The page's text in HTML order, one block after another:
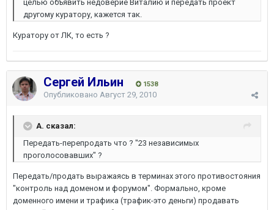
целью объявить недоверие Виталию и передать проект
другому куратору, кажется так.
Куратору от ЛК, то есть ?
Сергей Ильин 1538
Опубликовано Август 29, 2010
A. сказал:
Передать-перепродать что ? "23 независимых
проголосовавших" ?
Передать/продать выражаясь в терминах этого противостояния
"контроль над доменом и форумом". Формально, кроме
доменного имени и трафика (трафик-это деньги) продавать